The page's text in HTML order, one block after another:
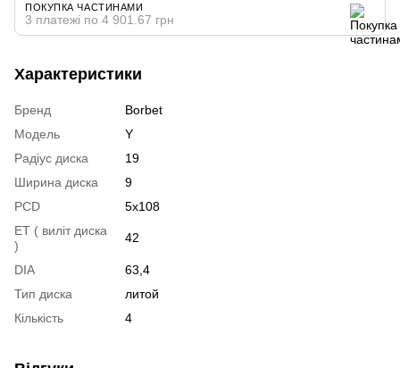
ПОКУПКА ЧАСТИНАМИ
3 платежі по 4 901.67 грн
Характеристики
Бренд
Borbet
Модель
Y
Радіус диска
19
Ширина диска
9
PCD
5x108
ET ( виліт диска
)
42
DIA
63,4
Тип диска
литой
Кількість
4